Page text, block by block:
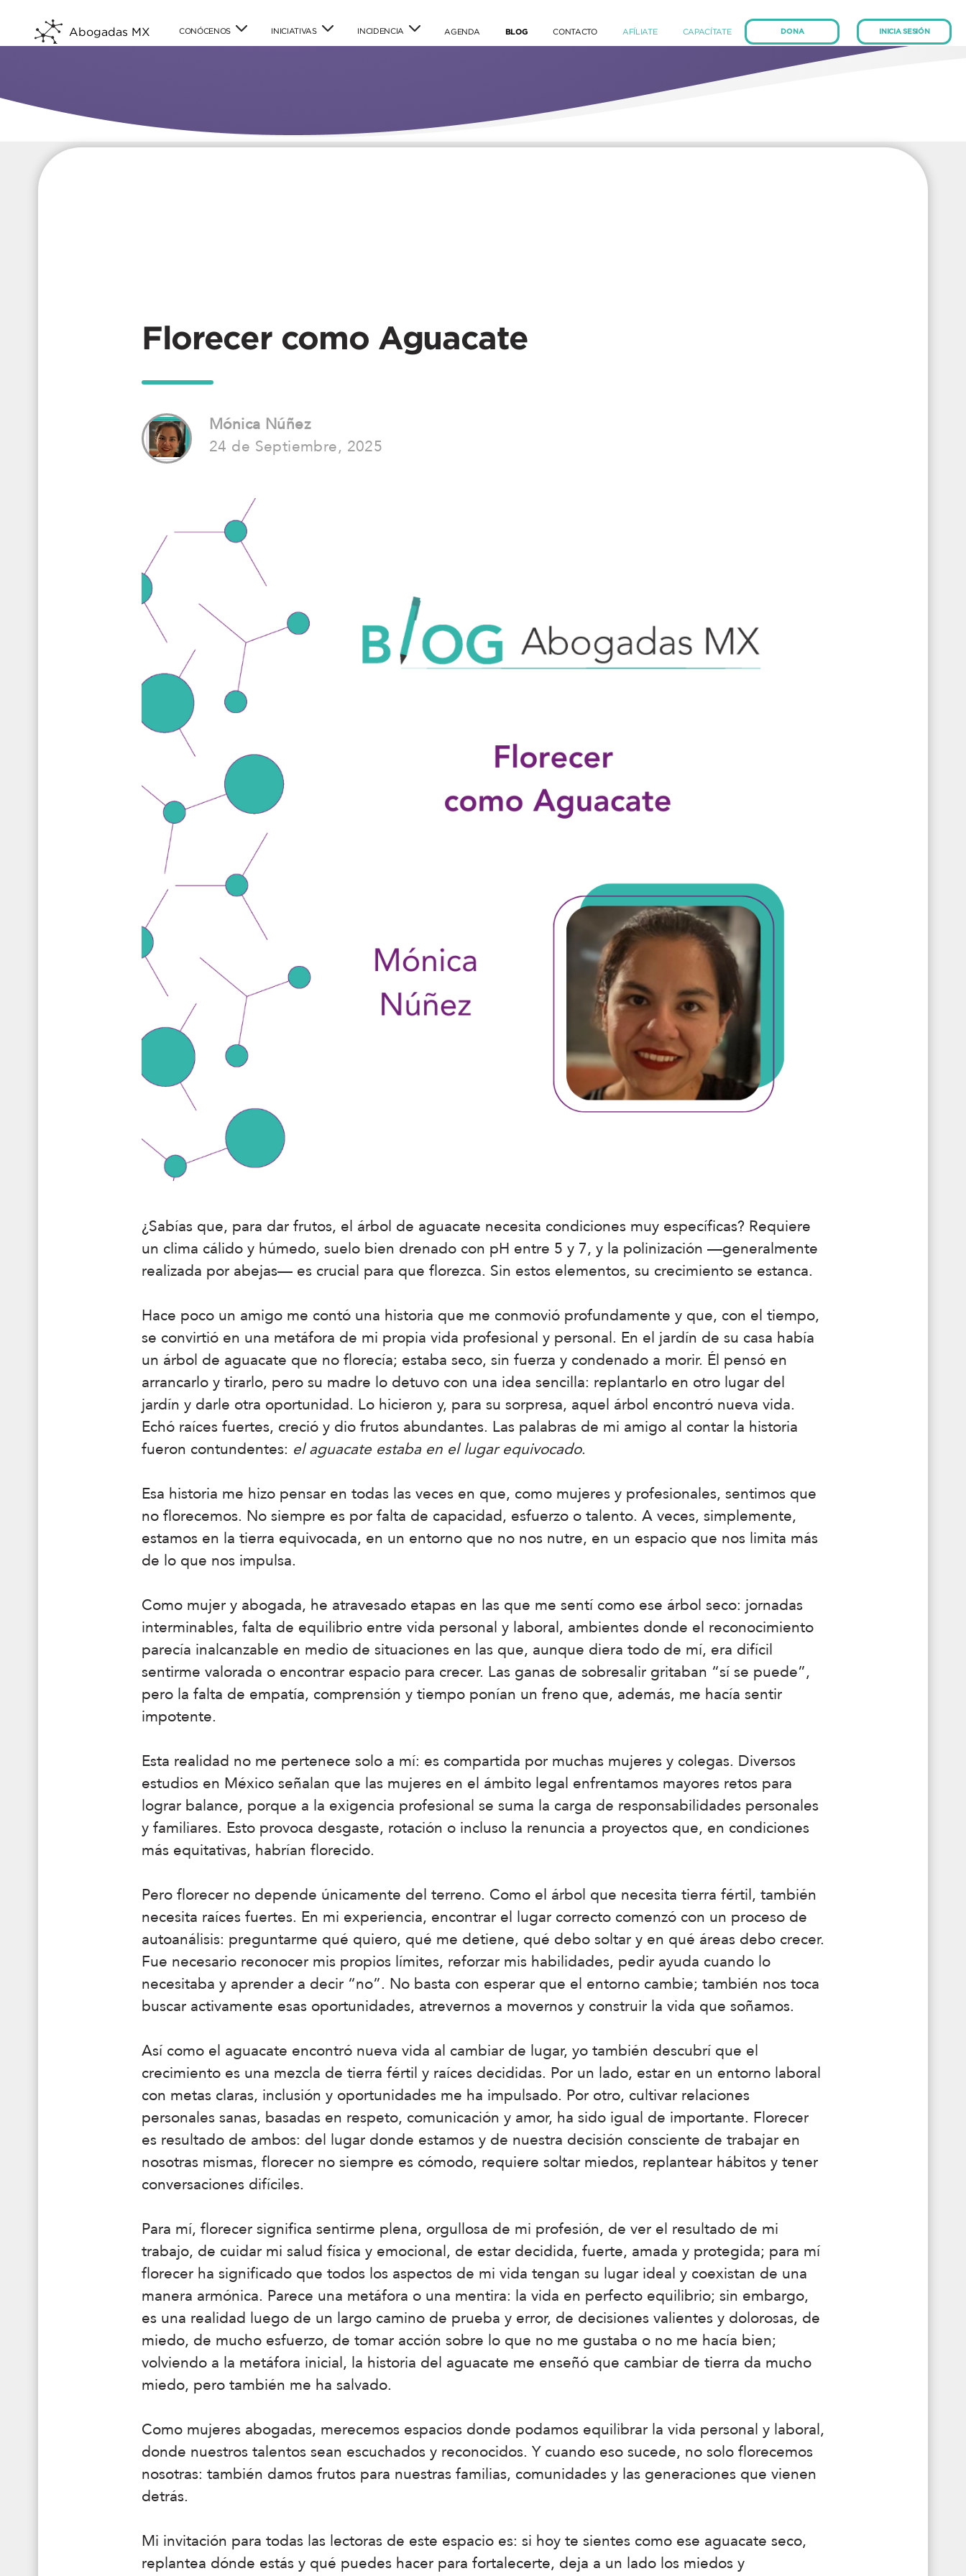
Abogadas MX CONÓCENOS INICIATIVAS INCIDENCIA AGENDA(current)BLOG(current)CONTACTO(current)AFÍLIATE(current)CAPACÍTATE(current) DONA INICIA SESIÓN
Florecer como Aguacate
Mónica Núñez
24 de Septiembre, 2025
¿Sabías que, para dar frutos, el árbol de aguacate necesita condiciones muy específicas? Requiere
un clima cálido y húmedo, suelo bien drenado con pH entre 5 y 7, y la polinización —generalmente
realizada por abejas— es crucial para que florezca. Sin estos elementos, su crecimiento se estanca.
Hace poco un amigo me contó una historia que me conmovió profundamente y que, con el tiempo,
se convirtió en una metáfora de mi propia vida profesional y personal. En el jardín de su casa había
un árbol de aguacate que no florecía; estaba seco, sin fuerza y condenado a morir. Él pensó en
arrancarlo y tirarlo, pero su madre lo detuvo con una idea sencilla: replantarlo en otro lugar del
jardín y darle otra oportunidad. Lo hicieron y, para su sorpresa, aquel árbol encontró nueva vida.
Echó raíces fuertes, creció y dio frutos abundantes. Las palabras de mi amigo al contar la historia
fueron contundentes: el aguacate estaba en el lugar equivocado.
Esa historia me hizo pensar en todas las veces en que, como mujeres y profesionales, sentimos que
no florecemos. No siempre es por falta de capacidad, esfuerzo o talento. A veces, simplemente,
estamos en la tierra equivocada, en un entorno que no nos nutre, en un espacio que nos limita más
de lo que nos impulsa.
Como mujer y abogada, he atravesado etapas en las que me sentí como ese árbol seco: jornadas
interminables, falta de equilibrio entre vida personal y laboral, ambientes donde el reconocimiento
parecía inalcanzable en medio de situaciones en las que, aunque diera todo de mí, era difícil
sentirme valorada o encontrar espacio para crecer. Las ganas de sobresalir gritaban “sí se puede”,
pero la falta de empatía, comprensión y tiempo ponían un freno que, además, me hacía sentir
impotente.
Esta realidad no me pertenece solo a mí: es compartida por muchas mujeres y colegas. Diversos
estudios en México señalan que las mujeres en el ámbito legal enfrentamos mayores retos para
lograr balance, porque a la exigencia profesional se suma la carga de responsabilidades personales
y familiares. Esto provoca desgaste, rotación o incluso la renuncia a proyectos que, en condiciones
más equitativas, habrían florecido.
Pero florecer no depende únicamente del terreno. Como el árbol que necesita tierra fértil, también
necesita raíces fuertes. En mi experiencia, encontrar el lugar correcto comenzó con un proceso de
autoanálisis: preguntarme qué quiero, qué me detiene, qué debo soltar y en qué áreas debo crecer.
Fue necesario reconocer mis propios límites, reforzar mis habilidades, pedir ayuda cuando lo
necesitaba y aprender a decir “no”. No basta con esperar que el entorno cambie; también nos toca
buscar activamente esas oportunidades, atrevernos a movernos y construir la vida que soñamos.
Así como el aguacate encontró nueva vida al cambiar de lugar, yo también descubrí que el
crecimiento es una mezcla de tierra fértil y raíces decididas. Por un lado, estar en un entorno laboral
con metas claras, inclusión y oportunidades me ha impulsado. Por otro, cultivar relaciones
personales sanas, basadas en respeto, comunicación y amor, ha sido igual de importante. Florecer
es resultado de ambos: del lugar donde estamos y de nuestra decisión consciente de trabajar en
nosotras mismas, florecer no siempre es cómodo, requiere soltar miedos, replantear hábitos y tener
conversaciones difíciles.
Para mí, florecer significa sentirme plena, orgullosa de mi profesión, de ver el resultado de mi
trabajo, de cuidar mi salud física y emocional, de estar decidida, fuerte, amada y protegida; para mí
florecer ha significado que todos los aspectos de mi vida tengan su lugar ideal y coexistan de una
manera armónica. Parece una metáfora o una mentira: la vida en perfecto equilibrio; sin embargo,
es una realidad luego de un largo camino de prueba y error, de decisiones valientes y dolorosas, de
miedo, de mucho esfuerzo, de tomar acción sobre lo que no me gustaba o no me hacía bien;
volviendo a la metáfora inicial, la historia del aguacate me enseñó que cambiar de tierra da mucho
miedo, pero también me ha salvado.
Como mujeres abogadas, merecemos espacios donde podamos equilibrar la vida personal y laboral,
donde nuestros talentos sean escuchados y reconocidos. Y cuando eso sucede, no solo florecemos
nosotras: también damos frutos para nuestras familias, comunidades y las generaciones que vienen
detrás.
Mi invitación para todas las lectoras de este espacio es: si hoy te sientes como ese aguacate seco,
replantea dónde estás y qué puedes hacer para fortalecerte, deja a un lado los miedos y